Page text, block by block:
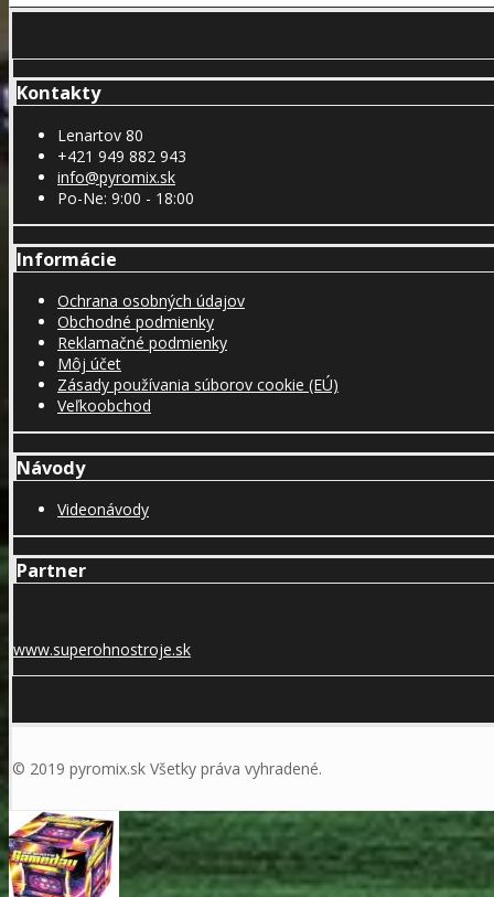
Kontakty
Lenartov 80
+421 949 882 943
info@pyromix.sk
Po-Ne: 9:00 - 18:00
Informácie
Ochrana osobných údajov
Obchodné podmienky
Reklamačné podmienky
Môj účet
Zásady používania súborov cookie (EÚ)
Veľkoobchod
Návody
Videonávody
Partner
www.superohnostroje.sk
© 2019 pyromix.sk Všetky práva vyhradené.